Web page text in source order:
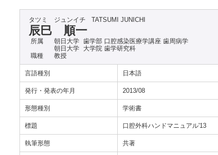
タツミ ジュンイチ TATSUMI JUNICHI
辰巳 順一
所属
朝日大学 歯学部 口腔感染医療学講座 歯周病学
朝日大学 大学院 歯学研究科
職種
教授
言語種別 日本語
発行・発表の年月 2013/08
形態種別 学術書
標題 口腔外科ハンドマニュアル'13
執筆形態 共著